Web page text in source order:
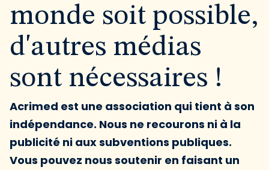
monde soit possible,
d'autres médias
sont nécessaires !
Acrimed est une association qui tient à son
indépendance. Nous ne recourons ni à la
publicité ni aux subventions publiques.
Vous pouvez nous soutenir en faisant un